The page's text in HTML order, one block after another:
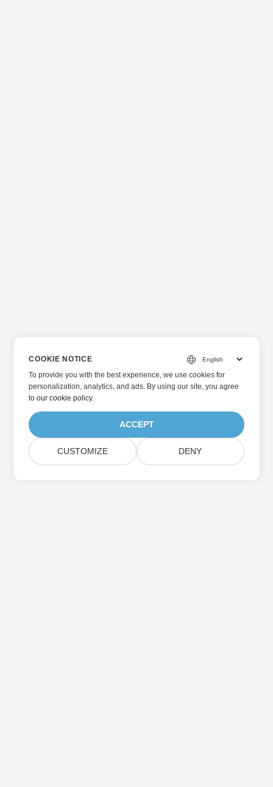
COOKIE NOTICE
To provide you with the best experience, we use cookies for
personalization, analytics, and ads. By using our site, you agree
toour cookie policy.
ACCEPT
CUSTOMIZE DENY